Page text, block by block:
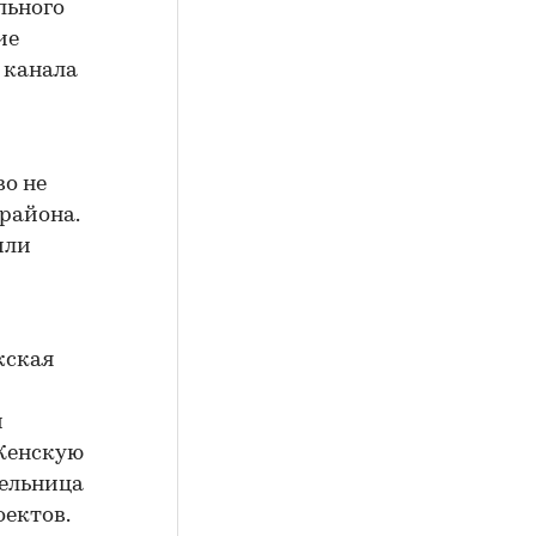
канала
не